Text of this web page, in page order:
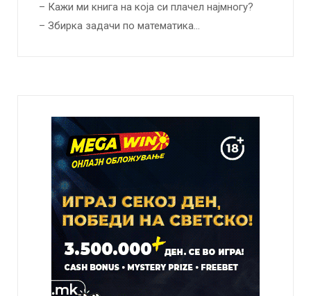
– Кажи ми книга на која си плачел најмногу?
– Збирка задачи по математика…